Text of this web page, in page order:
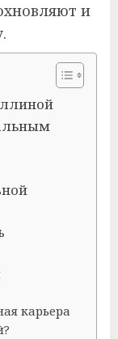
и
карьера